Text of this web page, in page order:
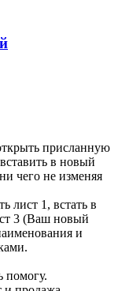
присланную
в новый
чего не изменяя
лист 1, встать в
3 (Ваш новый
и
помогу.